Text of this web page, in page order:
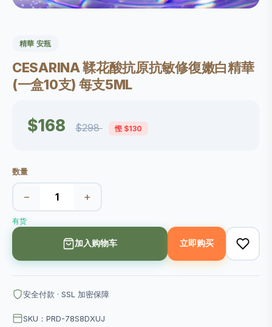
精華 安瓶
CESARINA 鞣花酸抗原抗敏修復嫩白精華
(一盒10支) 每支5ML
$168 $298 慳 $130
数量
− +
有货
加入购物车 立即购买
安全付款 · SSL 加密保障
SKU：PRD-78S8DXUJ